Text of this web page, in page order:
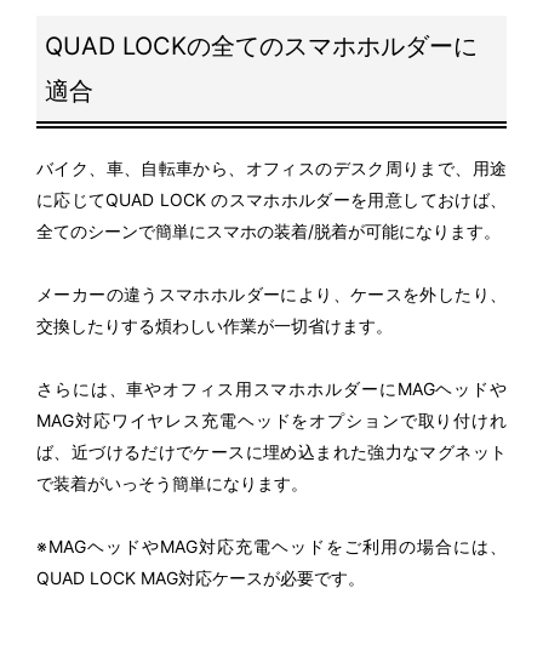
QUAD LOCKの全てのスマホホルダーに
適合
バイク、車、自転車から、オフィスのデスク周りまで、用途
に応じてQUAD LOCK のスマホホルダーを用意しておけば、
全てのシーンで簡単にスマホの装着/脱着が可能になります。
メーカーの違うスマホホルダーにより、ケースを外したり、
交換したりする煩わしい作業が一切省けます。
さらには、車やオフィス用スマホホルダーにMAGヘッドや
MAG対応ワイヤレス充電ヘッドをオプションで取り付けれ
ば、近づけるだけでケースに埋め込まれた強力なマグネット
で装着がいっそう簡単になります。
※MAGヘッドやMAG対応充電ヘッドをご利用の場合には、
QUAD LOCK MAG対応ケースが必要です。